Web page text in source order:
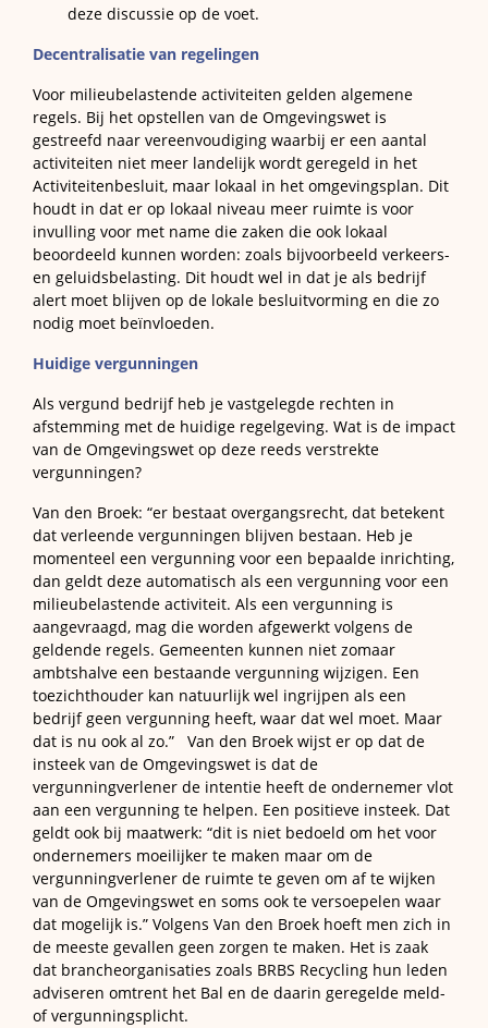
deze discussie op de voet.
Decentralisatie van regelingen
Voor milieubelastende activiteiten gelden algemene
regels. Bij het opstellen van de Omgevingswet is
gestreefd naar vereenvoudiging waarbij er een aantal
activiteiten niet meer landelijk wordt geregeld in het
Activiteitenbesluit, maar lokaal in het omgevingsplan. Dit
houdt in dat er op lokaal niveau meer ruimte is voor
invulling voor met name die zaken die ook lokaal
beoordeeld kunnen worden: zoals bijvoorbeeld verkeers-
en geluidsbelasting. Dit houdt wel in dat je als bedrijf
alert moet blijven op de lokale besluitvorming en die zo
nodig moet beïnvloeden.
Huidige vergunningen
Als vergund bedrijf heb je vastgelegde rechten in
afstemming met de huidige regelgeving. Wat is de impact
van de Omgevingswet op deze reeds verstrekte
vergunningen?
Van den Broek: “er bestaat overgangsrecht, dat betekent
dat verleende vergunningen blijven bestaan. Heb je
momenteel een vergunning voor een bepaalde inrichting,
dan geldt deze automatisch als een vergunning voor een
milieubelastende activiteit. Als een vergunning is
aangevraagd, mag die worden afgewerkt volgens de
geldende regels. Gemeenten kunnen niet zomaar
ambtshalve een bestaande vergunning wijzigen. Een
toezichthouder kan natuurlijk wel ingrijpen als een
bedrijf geen vergunning heeft, waar dat wel moet. Maar
dat is nu ook al zo.” Van den Broek wijst er op dat de
insteek van de Omgevingswet is dat de
vergunningverlener de intentie heeft de ondernemer vlot
aan een vergunning te helpen. Een positieve insteek. Dat
geldt ook bij maatwerk: “dit is niet bedoeld om het voor
ondernemers moeilijker te maken maar om de
vergunningverlener de ruimte te geven om af te wijken
van de Omgevingswet en soms ook te versoepelen waar
dat mogelijk is.” Volgens Van den Broek hoeft men zich in
de meeste gevallen geen zorgen te maken. Het is zaak
dat brancheorganisaties zoals BRBS Recycling hun leden
adviseren omtrent het Bal en de daarin geregelde meld-
of vergunningsplicht.